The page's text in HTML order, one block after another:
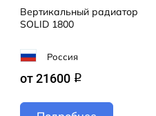
Вертикальный радиатор
SOLID 1800
Россия
от 21600 q